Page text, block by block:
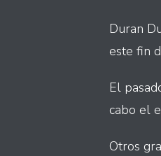
Duran
este fin
El
cabo el
Otros